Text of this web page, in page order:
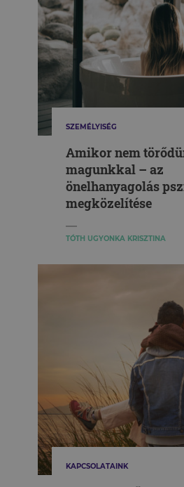
SZEMÉLYISÉG
Amikor nem
magunkkal – az
önelhanyagolás
megközelítése
TÓTH UGYONKA KRISZTINA
KAPCSOLATAINK